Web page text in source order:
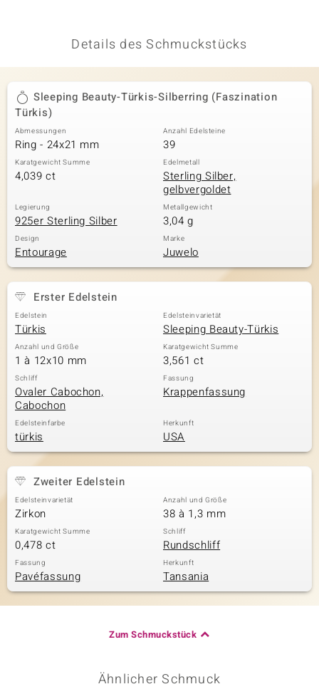
Details des Schmuckstücks
Sleeping Beauty-Türkis-Silberring (Faszination
Türkis)
Abmessungen
Ring - 24x21 mm
Anzahl Edelsteine
39
Karatgewicht Summe
4,039 ct
Edelmetall
Sterling Silber,
gelbvergoldet
Legierung
925er Sterling Silber
Metallgewicht
3,04 g
Design
Entourage
Marke
Juwelo
Erster Edelstein
Edelstein
Türkis
Edelsteinvarietät
Sleeping Beauty-Türkis
Anzahl und Größe
1 à 12x10 mm
Karatgewicht Summe
3,561 ct
Schliff
Ovaler Cabochon,
Cabochon
Fassung
Krappenfassung
Edelsteinfarbe
türkis
Herkunft
USA
Zweiter Edelstein
Edelsteinvarietät
Zirkon
Anzahl und Größe
38 à 1,3 mm
Karatgewicht Summe
0,478 ct
Schliff
Rundschliff
Fassung
Pavéfassung
Herkunft
Tansania
Zum Schmuckstück
Ähnlicher Schmuck